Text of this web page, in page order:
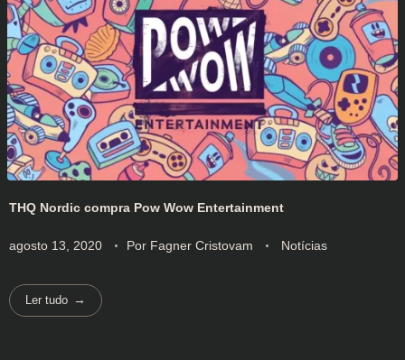
THQ Nordic compra Pow Wow Entertainment
agosto 13, 2020 Por Fagner Cristovam Notícias
Ler tudo